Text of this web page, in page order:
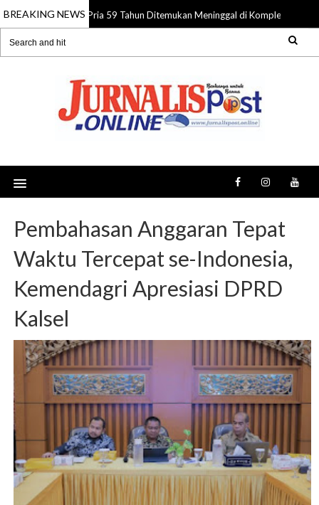
BREAKING NEWS
08 Aug 2026 Pria 59 Tahun Ditemukan Meninggal di Komplek Pasar
Pembahasan Anggaran Tepat
Waktu Tercepat se-Indonesia,
Kemendagri Apresiasi DPRD
Kalsel